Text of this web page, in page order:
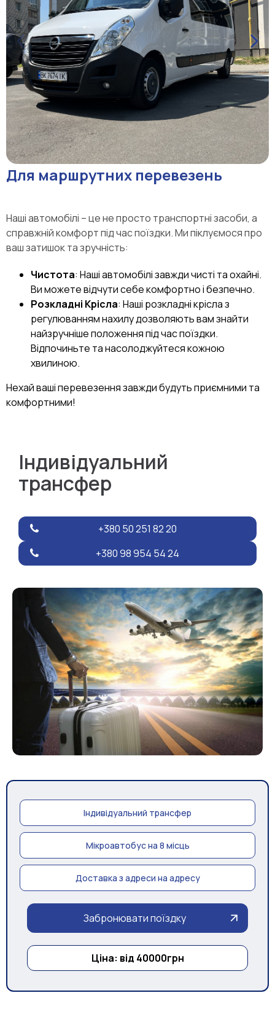
Для маршрутних перевезень
Наші автомобілі – це не просто транспортні засоби, а
справжній комфорт під час поїздки. Ми піклуємося про
ваш затишок та зручність:
Чистота: Наші автомобілі завжди чисті та охайні.
Ви можете відчути себе комфортно і безпечно.
Розкладні Крісла: Наші розкладні крісла з
регулюванням нахилу дозволяють вам знайти
найзручніше положення під час поїздки.
Відпочиньте та насолоджуйтеся кожною
хвилиною.
Нехай ваші перевезення завжди будуть приємними та
комфортними!
Індивідуальний
трансфер
+380 50 251 82 20
+380 98 954 54 24
Індивідуальний трансфер
Мікроавтобус на 8 місць
Доставка з адреси на адресу
Забронювати поїздку
Ціна: від 40000грн